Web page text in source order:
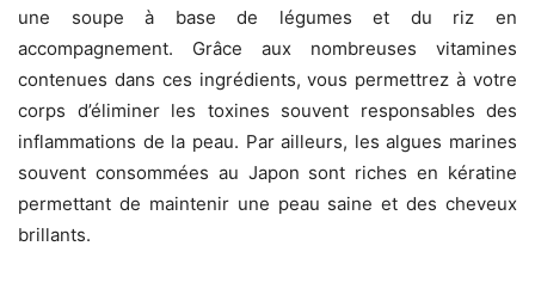
une soupe à base de légumes et du riz en
accompagnement. Grâce aux nombreuses vitamines
contenues dans ces ingrédients, vous permettrez à votre
corps d’éliminer les toxines souvent responsables des
inflammations de la peau. Par ailleurs, les algues marines
souvent consommées au Japon sont riches en kératine
permettant de maintenir une peau saine et des cheveux
brillants.